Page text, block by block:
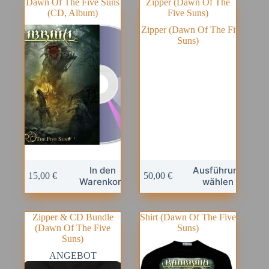
(CD, Album)
15,00€
In den
Warenkorb
Five Suns)
50,00€
Ausführung
wählen
Produkt
mehrere
Varianten
auf.
Optionen
können
auf
Zipper & CD Bundle
(Dawn Of The Five
Suns)
ANGEBOT
Shirt (Dawn Of The Five
Suns)